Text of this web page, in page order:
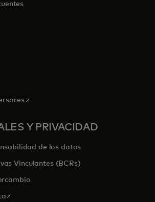
una pestaña nueva
se abre en una pestaña nueva
Y PRIVACIDAD
de los datos
Vinculantes (BCRs)
se abre en una pestaña nueva